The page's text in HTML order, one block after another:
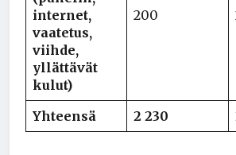
internet,
vaatetus,
viihde,
yllättävät
kulut)
200
Yhteensä 2 230